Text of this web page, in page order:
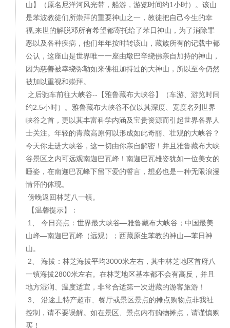
山】（原名尼洋河风光带，船游，游览时间约1小时）。该山
是苯波教徒们所崇拜的重要神山之一，教徒把自己今生的幸
福,来世的解脱邓所有希望都寄托给了苯日神山，为了消除罪
恶以及各种疾病，他们年年按时转该山，藏族所有的记载中都
公认，这座山是世界唯一一座由墩巴辛绕佛亲自加持的神山，
因为慈善被幸绕弥勒如来佛祖加持过的大神山，所以至今仍然
被加以重视和崇拜。
之后驰车前往大峡谷--【雅鲁藏布大峡谷】（车游、游览时间
约2.5小时）。雅鲁藏布大峡谷不仅以其深度、宽度名列世界
峡谷之首，更以其丰富科学内涵及宝贵资源而引起世界各界人
士关注。年轻的青藏高原何以形成如此奇丽、壮观的大峡谷？
今天你走进大峡谷，这一切由你亲自解密！并且雅鲁藏布大峡
谷景区之内可远观南迦巴瓦峰！南迦巴瓦雄姿犹如一位美女的
睡姿，在南迦巴瓦峰下留下爱的誓言，想必也是一种无限浪漫
情怀的体现。
傍晚返回林芝八一镇。
【温馨提示】：
1、 今日亮点：世界最大峡谷—雅鲁藏布大峡谷；中国最美
山峰—南迦巴瓦峰（远观）；西藏原生苯教的神山—苯日神
山。
2、 海拔：林芝海拔平均3000米左右，其中林芝地区首府八
一镇海拔2800米左右。在林芝地区基本都不会有高反，并且
地方湿润、温度适宜，非常合适第一次进藏的游客旅游！
3、 沿途土特产超市、餐厅或景区景点的摊点购物点非我社
控制，请不要误解。如在景区、景点内有购物摊点，请谨慎购
买！